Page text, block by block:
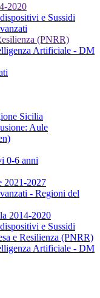
2020
e Sussidi
(PNRR)
Artificiale - DM
Sicilia
Aule
0-6 anni
2021-2027
- Regioni del
2014-2020
e Sussidi
e Resilienza (PNRR)
Artificiale - DM